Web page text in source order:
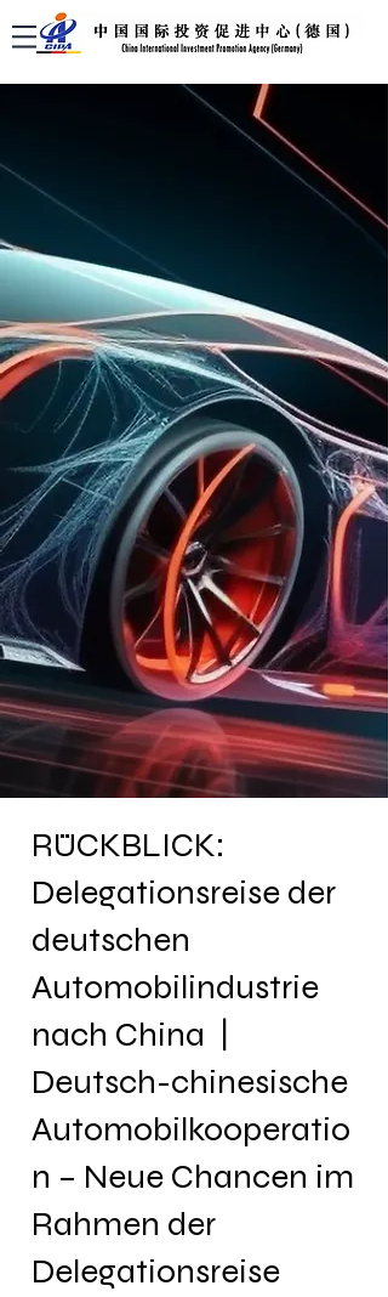
RÜCKBLICK:
Delegationsreise der
deutschen
Automobilindustrie
nach China |
Deutsch-chinesische
Automobilkooperatio
n – Neue Chancen im
Rahmen der
Delegationsreise